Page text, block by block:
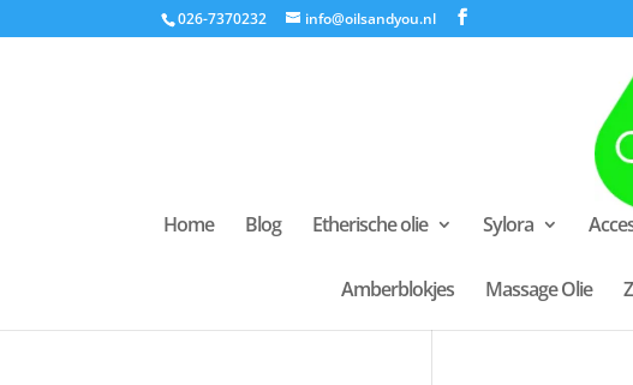
026-7370232 info@oilsandyou.nl
Home Blog Etherische olie Sylora
Amberblokjes Massage Olie